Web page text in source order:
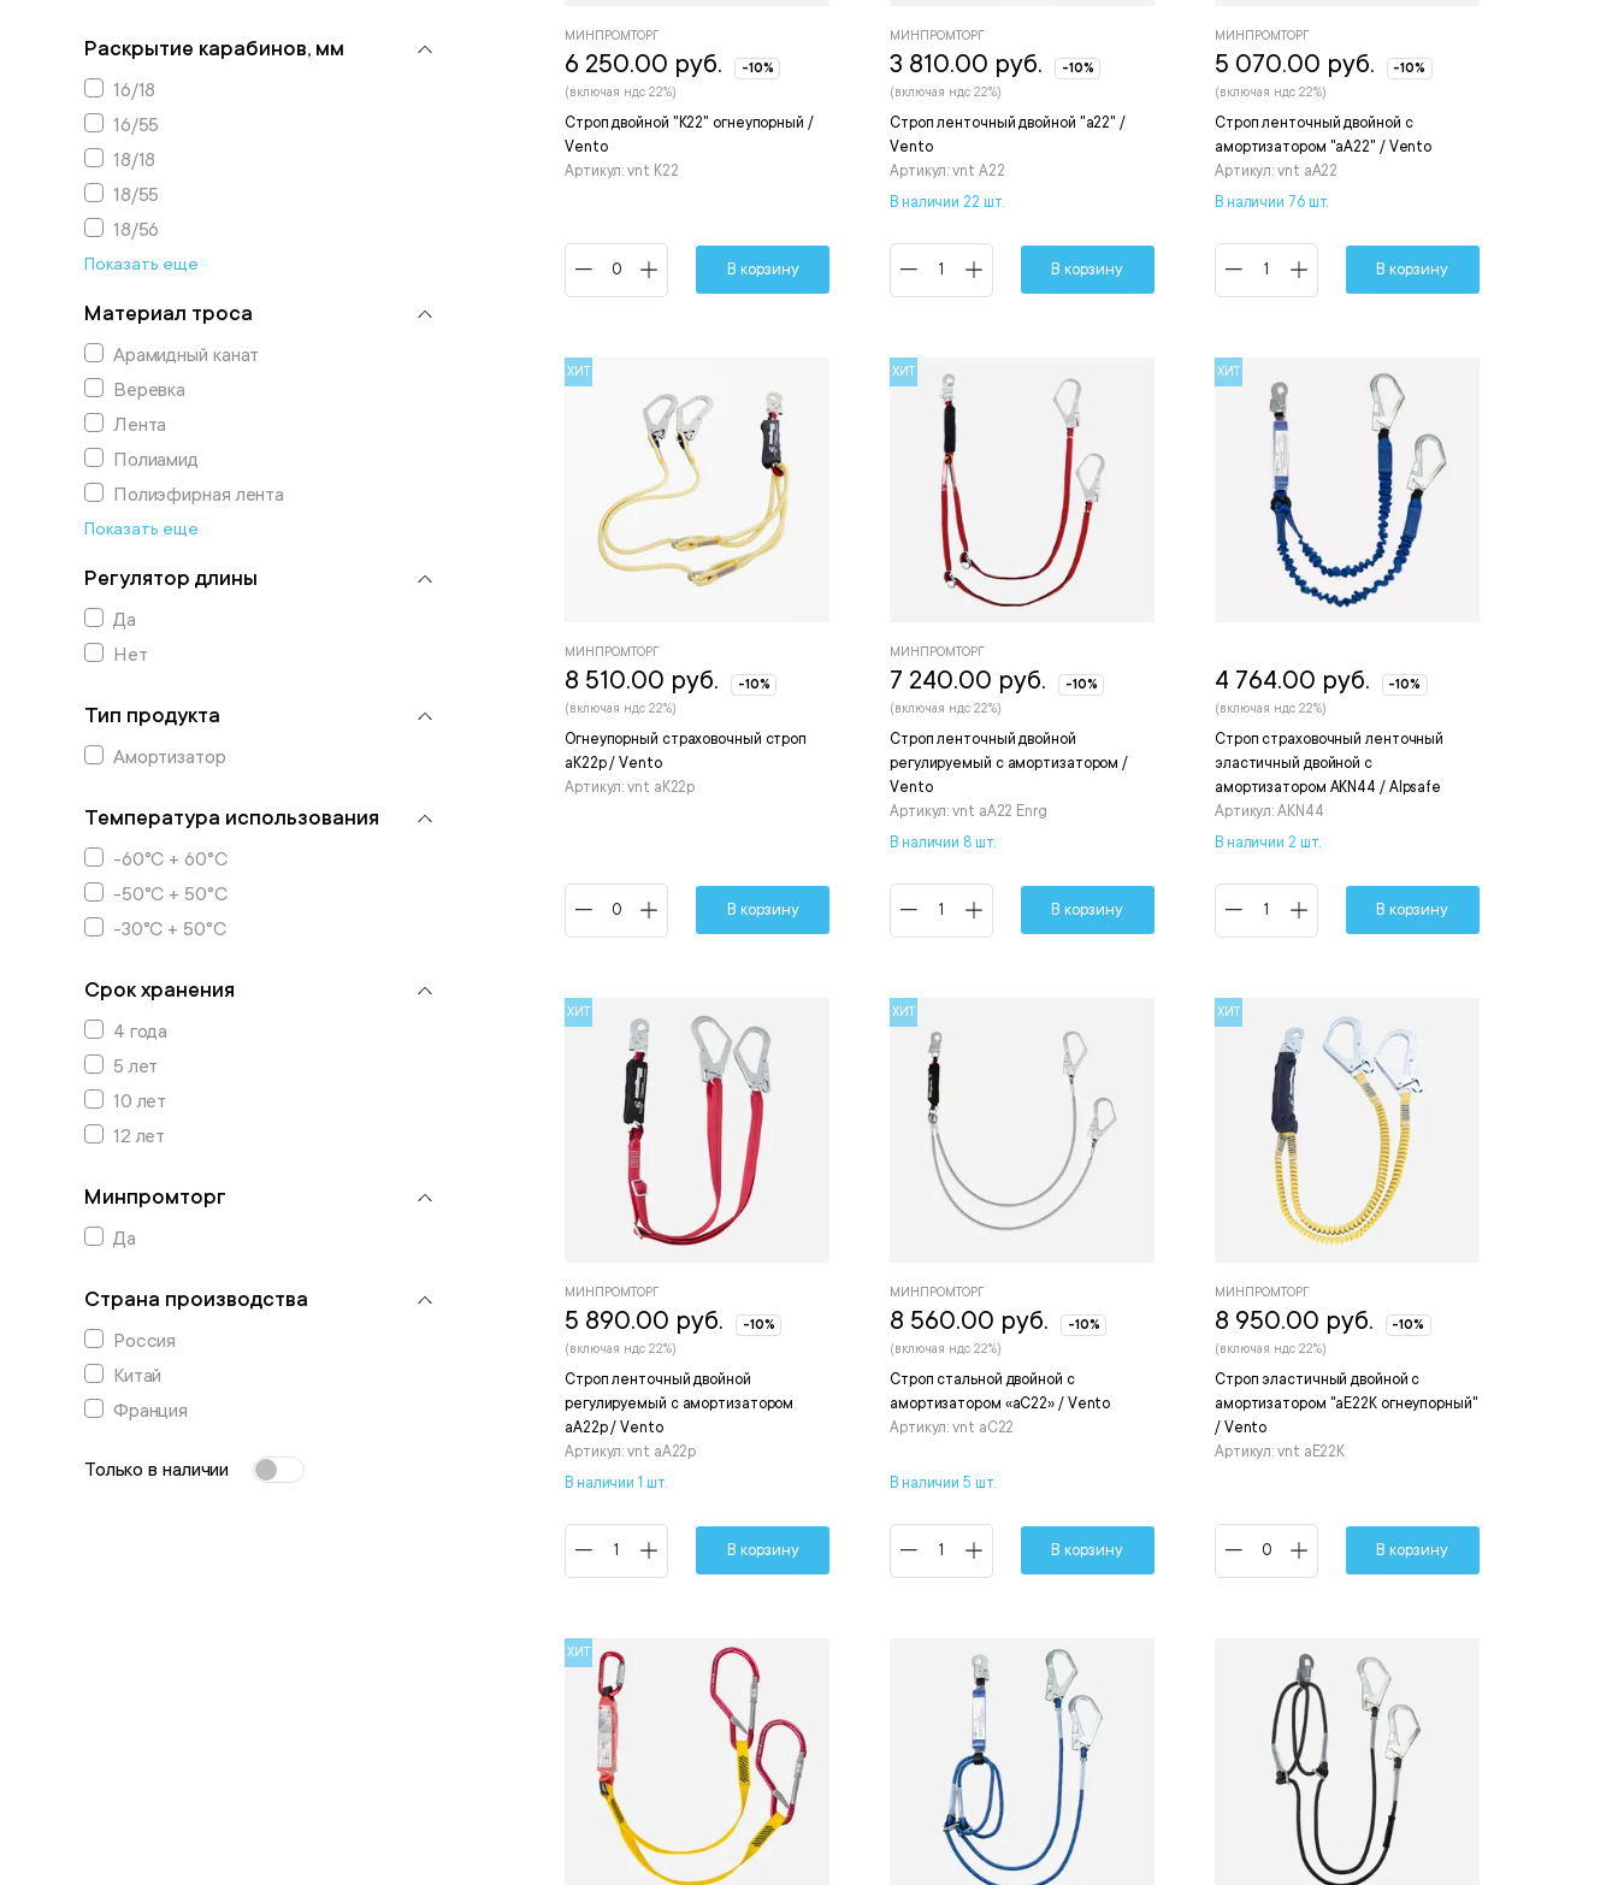
Раскрытие карабинов, мм
16/18
16/55
18/18
18/55
18/56
Показать еще
Материал троса
Арамидный канат
Веревка
Лента
Полиамид
Полиэфирная лента
Показать еще
Регулятор длины
Да
Нет
Тип продукта
Амортизатор
Температура использования
-60°C + 60°C
-50°C + 50°C
-30°C + 50°C
Срок хранения
4 года
5 лет
10 лет
12 лет
Минпромторг
Да
Страна производства
Россия
Китай
Франция
Только в наличии
Строп двойной "К22" огнеупорный /
Vento
Артикул: vnt K22
МИНПРОМТОРГ
6 250.00 руб.
-10%
(включая ндс 22%)
В корзину
Строп ленточный двойной "а22" /
Vento
Артикул: vnt A22
МИНПРОМТОРГ
3 810.00 руб.
-10%
(включая ндс 22%)
В наличии 22 шт.
В корзину
Строп ленточный двойной с
амортизатором "аА22" / Vento
Артикул: vnt aA22
МИНПРОМТОРГ
5 070.00 руб.
-10%
(включая ндс 22%)
В наличии 76 шт.
В корзину
ХИТ
Огнеупорный страховочный строп
аК22р / Vento
Артикул: vnt aК22р
МИНПРОМТОРГ
8 510.00 руб.
-10%
(включая ндс 22%)
В корзину
ХИТ
Строп ленточный двойной
регулируемый с амортизатором /
Vento
Артикул: vnt aA22 Enrg
МИНПРОМТОРГ
7 240.00 руб.
-10%
(включая ндс 22%)
В наличии 8 шт.
В корзину
ХИТ
Строп страховочный ленточный
эластичный двойной с
амортизатором AKN44 / Alpsafe
Артикул: AKN44
4 764.00 руб.
-10%
(включая ндс 22%)
В наличии 2 шт.
В корзину
ХИТ
Строп ленточный двойной
регулируемый с амортизатором
аА22р / Vento
Артикул: vnt aA22p
МИНПРОМТОРГ
5 890.00 руб.
-10%
(включая ндс 22%)
В наличии 1 шт.
В корзину
ХИТ
Строп стальной двойной с
амортизатором «аС22» / Vento
Артикул: vnt aC22
МИНПРОМТОРГ
8 560.00 руб.
-10%
(включая ндс 22%)
В наличии 5 шт.
В корзину
ХИТ
Строп эластичный двойной с
амортизатором "аЕ22К огнеупорный"
/ Vento
Артикул: vnt aE22K
МИНПРОМТОРГ
8 950.00 руб.
-10%
(включая ндс 22%)
В корзину
ХИТ